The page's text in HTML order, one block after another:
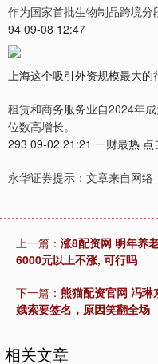
作为国家首批生物制品跨境分
94 09-08 12:47
上海这个吸引外资规模最大
租赁和商务服务业自2024年
位数高增长。
293 09-02 21:21 一财最热 点
永华证券提示：文章来自网络
上一篇： 涨8配资网 明年养
6000元以上不涨, 可行吗
下一篇： 熊猫配资官网 冯琳
娥索要签名，原因笑翻全场
相关文章